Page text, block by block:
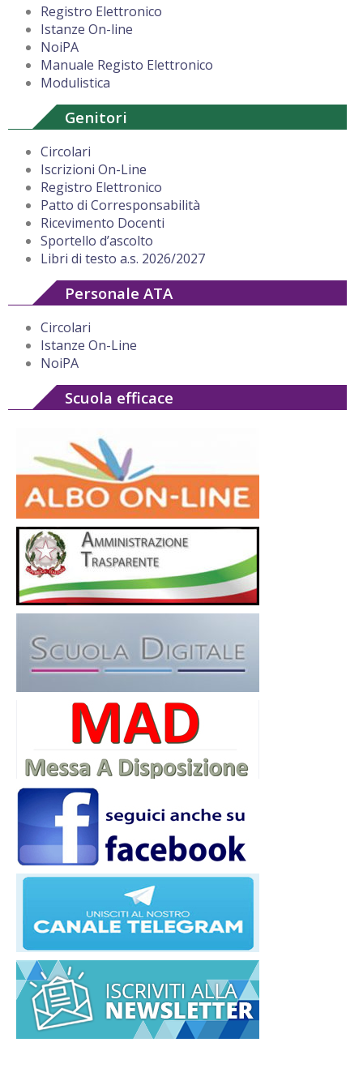
Registro Elettronico
Istanze On-line
NoiPA
Manuale Registo Elettronico
Modulistica
Genitori
Circolari
Iscrizioni On-Line
Registro Elettronico
Patto di Corresponsabilità
Ricevimento Docenti
Sportello d’ascolto
Libri di testo a.s. 2026/2027
Personale ATA
Circolari
Istanze On-Line
NoiPA
Scuola efficace